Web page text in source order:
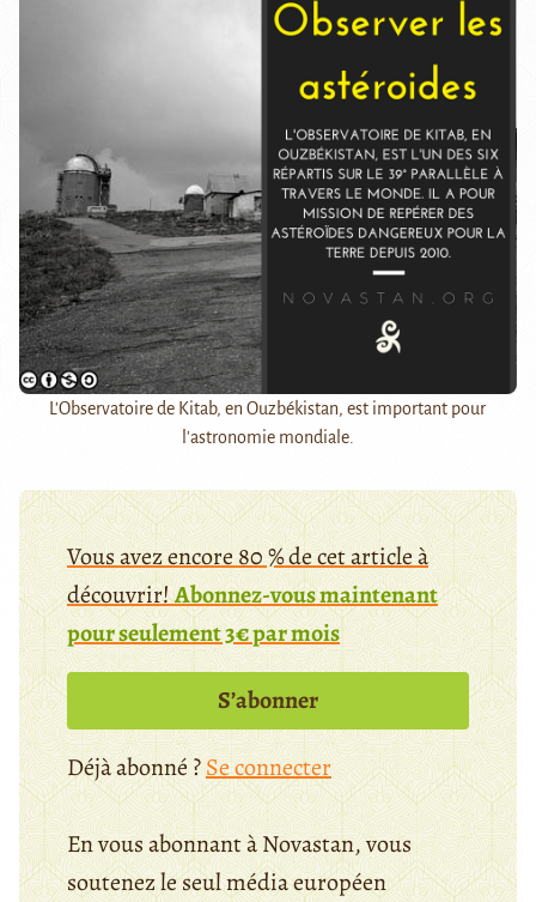
L'Observatoire de Kitab, en Ouzbékistan, est important pour
l'astronomie mondiale.
Vous avez encore 80 % de cet article à
découvrir!Abonnez-vous maintenant
pour seulement 3€ par mois
S’abonner
Déjà abonné ?Se connecter
En vous abonnant à Novastan, vous
soutenez le seul média européen